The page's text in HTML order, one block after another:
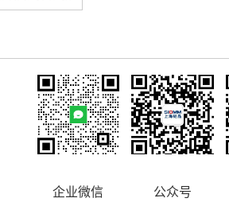
企业微信 公众号